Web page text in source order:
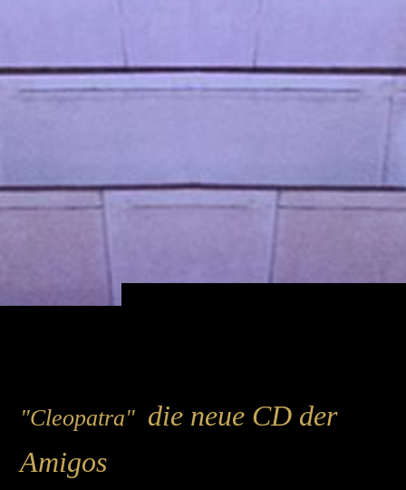
"Cleopatra" die neue CD der
Amigos